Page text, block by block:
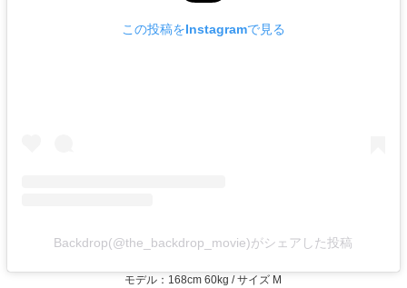
この投稿をInstagramで見る
Backdrop(@the_backdrop_movie)がシェアした投稿
モデル：168cm 60kg / サイズ M